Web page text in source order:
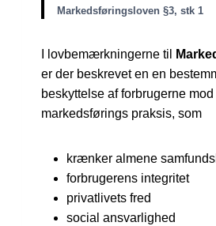
Markedsføringsloven §3, stk 1
I lovbemærkningerne til
er der beskrevet en en
beskyttelse af forbrugerne mod
markedsførings praksis, som
krænker almene
forbrugerens integritet
privatlivets fred
social ansvarlighed